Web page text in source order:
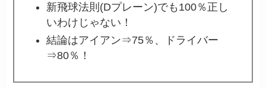
新飛球法則(Dプレーン)でも100％正し
いわけじゃない！
結論はアイアン⇒75％、ドライバー
⇒80％！